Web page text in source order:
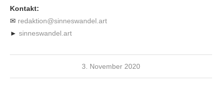
Kontakt:
✉ redaktion@sinneswandel.art
► sinneswandel.art
3. November 2020